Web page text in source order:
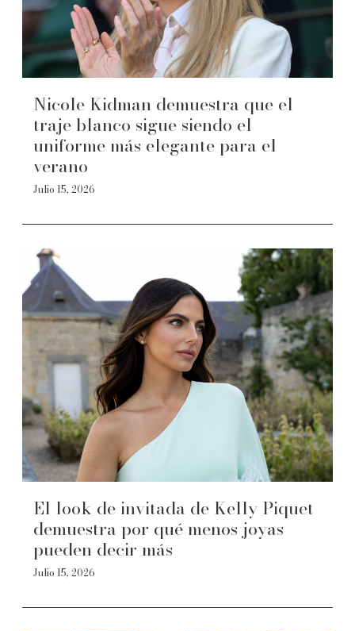
Nicole Kidman demuestra que el
traje blanco sigue siendo el
uniforme más elegante para el
verano
Julio 15, 2026
El look de invitada de Kelly Piquet
demuestra por qué menos joyas
pueden decir más
Julio 15, 2026